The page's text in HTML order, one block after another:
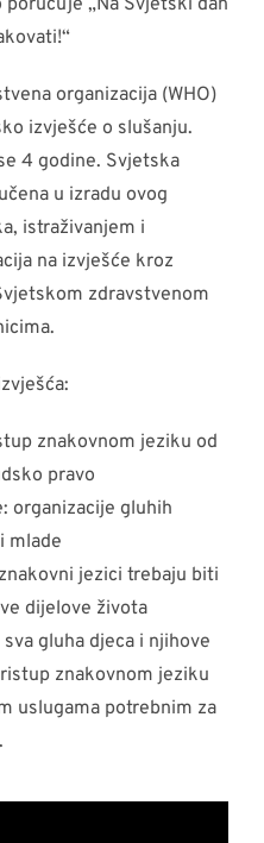
„Na Svjetski dan
organizacija (WHO)
izvješće o slušanju.
4 godine. Svjetska
u izradu ovog
istraživanjem i
na izvješće kroz
zdravstvenom
znakovnom jeziku od
pravo
organizacije gluhih
mlade
jezici trebaju biti
dijelove života
gluha djeca i njihove
znakovnom jeziku
uslugama potrebnim za